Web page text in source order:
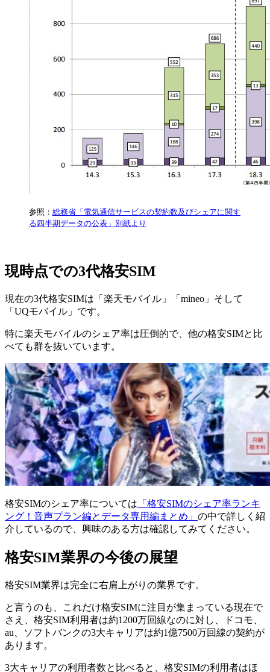
参照： 総務省「電気通信サービスの契約数及びシェアに関す
る四半期データの公表」別紙より
現時点での3代格安SIM
現在の3代格安SIMは「楽天モバイル」「mineo」そして
「UQモバイル」です。
特に楽天モバイルのシェア率は圧倒的で、他の格安SIMと比
べても群を抜いています。
格安SIMのシェア率については 「格安SIMのシェア率ランキ
ング！音声プラン編とデータ専用編まとめ」 の中で詳しく紹
介しているので、興味のある方は確認してみてください。
格安SIM業界の今後の展望
格安SIM業界は完全に右肩上がりの業界です。
と言うのも、これだけ格安SIMに注目が集まっている現在で
さえ、格安SIM利用者は約1200万回線なのに対し、ドコモ、
au、ソフトバンクの3大キャリアは約1億7500万回線の契約が
あります。
3大キャリアの利用者数と比べると、格安SIMの利用者はほ